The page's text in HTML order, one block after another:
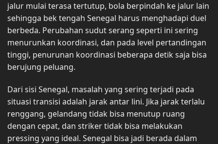
jalur mulai terasa tertutup, bola berpindah ke jalur lain
sehingga bek tengah Senegal harus menghadapi duel
berbeda. Perubahan sudut serang seperti ini sering
menurunkan koordinasi, dan pada level pertandingan
tinggi, penurunan koordinasi beberapa detik saja bisa
berujung peluang.
Dari sisi Senegal, masalah yang sering terjadi pada
situasi transisi adalah jarak antar lini. Jika jarak terlalu
renggang, gelandang tidak bisa menutup ruang
dengan cepat, dan striker tidak bisa melakukan
pressing yang ideal. Senegal bisa jadi berada dalam